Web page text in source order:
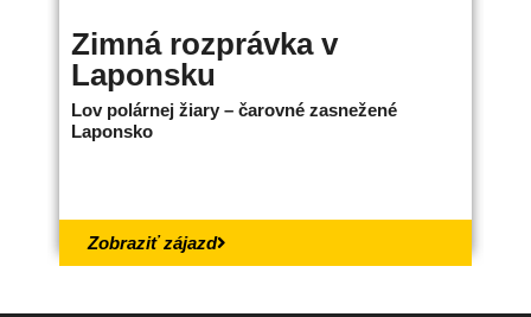
Zimná rozprávka v
Laponsku
Lov polárnej žiary – čarovné zasnežené
Laponsko
Zobraziť zájazd